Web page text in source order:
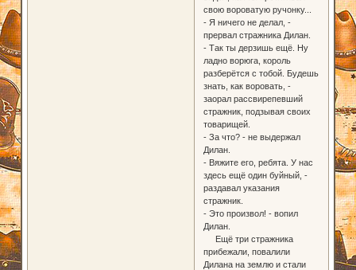
свою вороватую ручонку...
- Я ничего не делал, -
прервал стражника Дилан.
- Так ты дерзишь ещё. Ну
ладно ворюга, король
разберётся с тобой. Будешь
знать, как воровать, -
заорал рассвирепевший
стражник, подзывая своих
товарищей.
- За что? - не выдержал
Дилан.
- Вяжите его, ребята. У нас
здесь ещё один буйный, -
раздавал указания
стражник.
- Это произвол! - вопил
Дилан.
Ещё три стражника
прибежали, повалили
Дилана на землю и стали